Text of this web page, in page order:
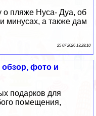
о пляже Нуса- Дуа, об
минусах, а также дам
25 07 2026 13:28:10
фото и
подарков для
помещения,